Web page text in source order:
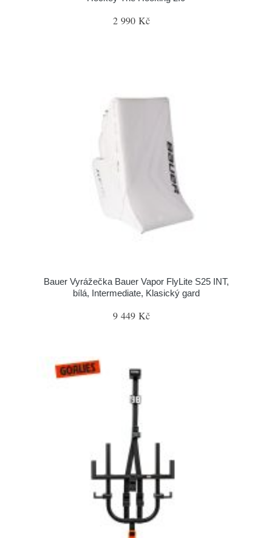
2 990 Kč
Bauer Vyrážečka Bauer Vapor FlyLite S25 INT,
bílá, Intermediate, Klasický gard
9 449 Kč